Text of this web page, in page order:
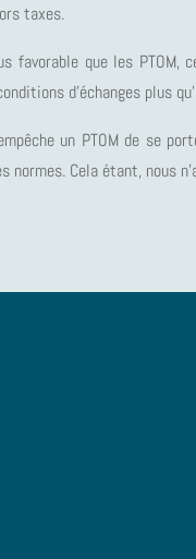
taxes.
favorable que les
d’échanges plus
un PTOM de se
Cela étant, nous